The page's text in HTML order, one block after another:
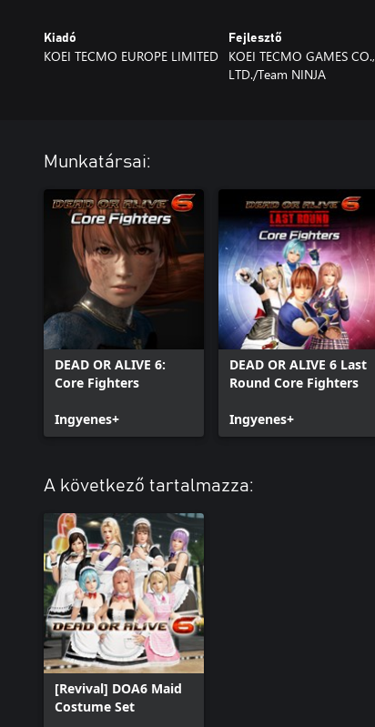
Kiadó
KOEI TECMO EUROPE LIMITED
Fejlesztő
KOEI TECMO GAMES CO.,
LTD./Team NINJA
Munkatársai:
DEAD OR ALIVE 6:
Core Fighters
Ingyenes+
DEAD OR ALIVE 6 Last
Round Core Fighters
Ingyenes+
A következő tartalmazza:
[Revival] DOA6 Maid
Costume Set